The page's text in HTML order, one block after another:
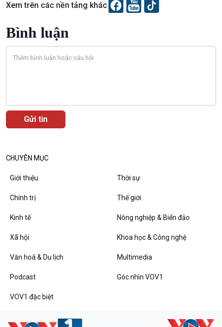
Tin Đời sống & Xã hội
Chuyển đổi Xanh
Tài nguyên và Môi trường
Chuyên gia của bạn
Tin Khoa học & Công nghệ
Văn hoá & Du lịch
Chát với người nổi tiếng
Câu chuyện Thể thao
E-Magazine
Bình luận
10 phút Sự kiện - Luận bàn
Dòng chảy sự kiện
Xem trên các nền tảng khác
Bình luận
CHUYÊN MỤC
Giới thiệu Thời sự
Chính trị Thế giới
Kinh tế Nông nghiệp & Biển đảo
Xã hội Khoa học & Công nghệ
Văn hoá & Du lịch Multimedia
Podcast Góc nhìn VOV1
VOV1 đặc biệt